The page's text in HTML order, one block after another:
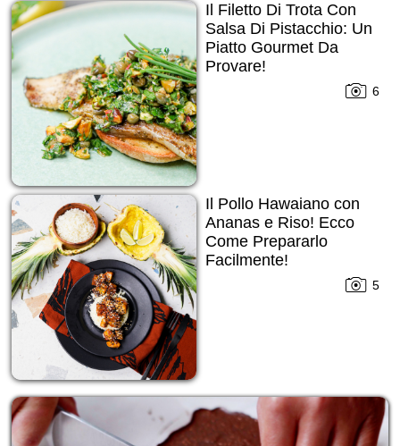
Il Filetto Di Trota Con
Salsa Di Pistacchio: Un
Piatto Gourmet Da
Provare!
6
Il Pollo Hawaiano con
Ananas e Riso! Ecco
Come Prepararlo
Facilmente!
5